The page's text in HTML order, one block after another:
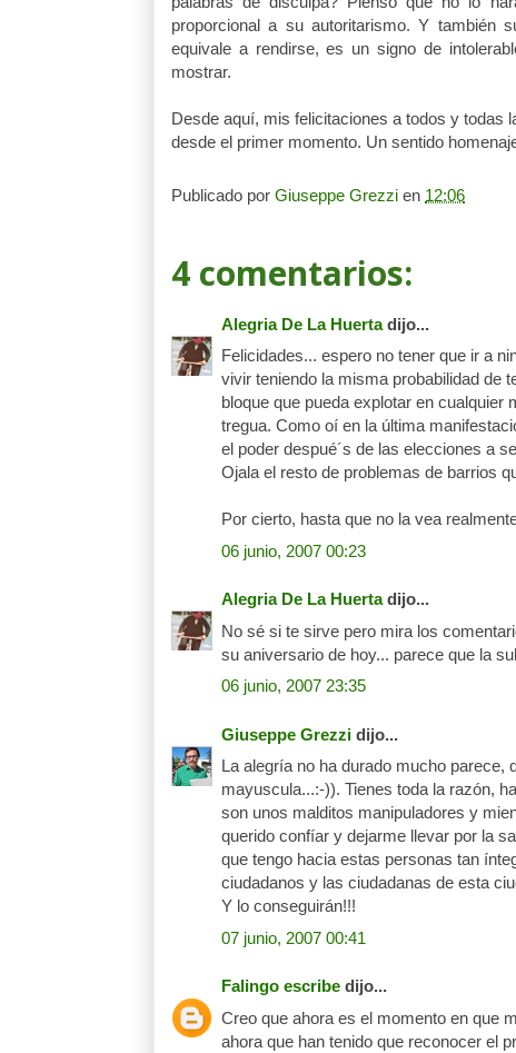
proporcional a su autoritarismo. Y también
equivale a rendirse, es un signo de
mostrar.
Desde aquí, mis felicitaciones a todos y todas
desde el primer momento. Un sentido
Publicado por Giuseppe Grezzi en 12:06
4 comentarios:
Alegria De La Huertadijo...
Felicidades... espero no tener que ir a
vivir teniendo la misma probabilidad de
bloque que pueda explotar en
tregua. Como oí en la última
el poder despué´s de las elecciones a
Ojala el resto de problemas de barrios
Por cierto, hasta que no la vea
06 junio, 2007 00:23
Alegria De La Huertadijo...
No sé si te sirve pero mira los
su aniversario de hoy... parece que la
06 junio, 2007 23:35
Giuseppe Grezzi dijo...
La alegría no ha durado mucho
mayuscula...:-)). Tienes toda la razón,
son unos malditos manipuladores y
querido confíar y dejarme llevar por la
que tengo hacia estas personas tan
ciudadanos y las ciudadanas de esta
Y lo conseguirán!!!
07 junio, 2007 00:41
Falingo escribe dijo...
Creo que ahora es el momento en que
ahora que han tenido que reconocer el